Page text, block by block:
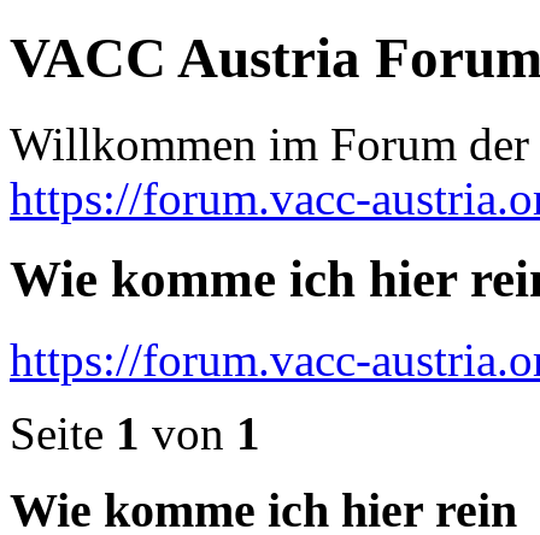
VACC Austria
Willkommen im Forum
https://forum.vacc-
Wie komme ich hier
https://forum.vacc-
Seite 1 von 1
Wie komme ich hier rein